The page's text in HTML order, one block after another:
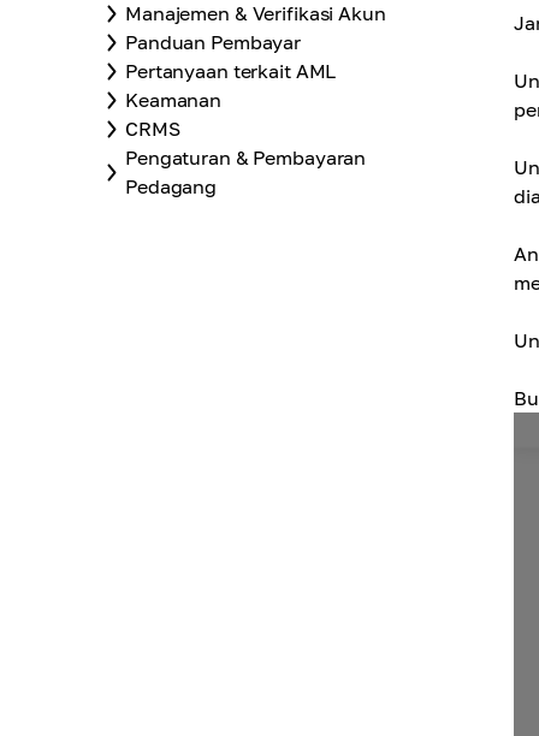
Manajemen & Verifikasi Akun
Panduan Pembayar
Pertanyaan terkait AML
Keamanan
CRMS
Pengaturan & Pembayaran
Pedagang